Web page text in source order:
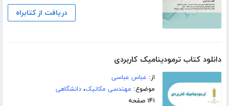
دریافت از کتابراه
دانلود کتاب ترمودینامیک کاربردی
از: عباس عباسی
موضوع: مهندسی مکانیک،دانشگاهی
۱۴۱ صفحه